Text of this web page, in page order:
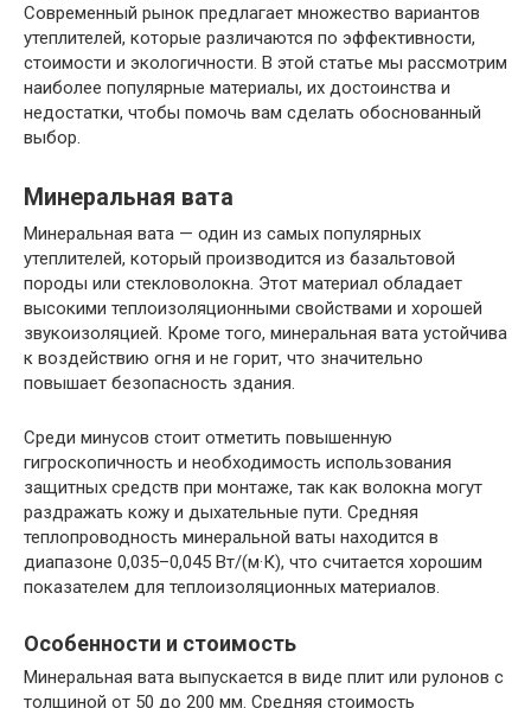
Современный рынок предлагает множество вариантов
утеплителей, которые различаются по эффективности,
стоимости и экологичности. В этой статье мы рассмотрим
наиболее популярные материалы, их достоинства и
недостатки, чтобы помочь вам сделать обоснованный
выбор.
Минеральная вата
Минеральная вата — один из самых популярных
утеплителей, который производится из базальтовой
породы или стекловолокна. Этот материал обладает
высокими теплоизоляционными свойствами и хорошей
звукоизоляцией. Кроме того, минеральная вата устойчива
к воздействию огня и не горит, что значительно
повышает безопасность здания.
Среди минусов стоит отметить повышенную
гигроскопичность и необходимость использования
защитных средств при монтаже, так как волокна могут
раздражать кожу и дыхательные пути. Средняя
теплопроводность минеральной ваты находится в
диапазоне 0,035–0,045 Вт/(м·К), что считается хорошим
показателем для теплоизоляционных материалов.
Особенности и стоимость
Минеральная вата выпускается в виде плит или рулонов с
толщиной от 50 до 200 мм. Средняя стоимость